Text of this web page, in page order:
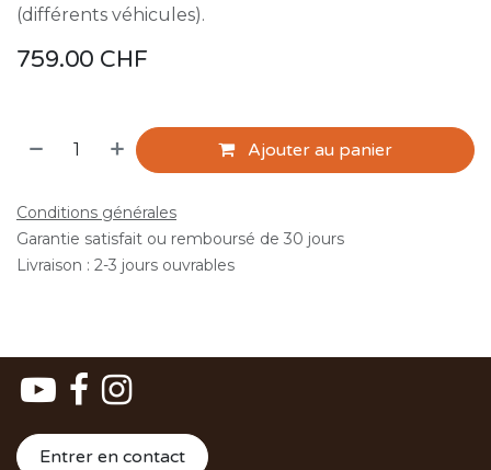
(différents véhicules).
759.00 CHF
Ajouter au panier
Conditions générales
Garantie satisfait ou remboursé de 30 jours
Livraison : 2-3 jours ouvrables
Entrer en contact